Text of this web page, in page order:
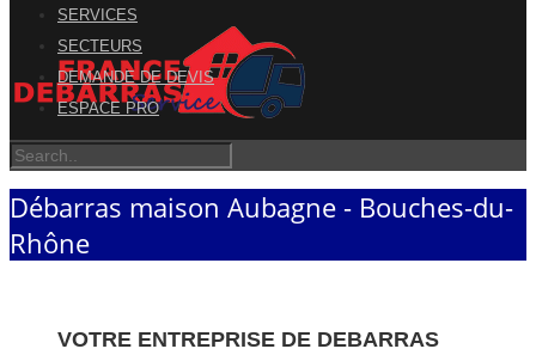
SERVICES
SECTEURS
DEMANDE DE DEVIS
ESPACE PRO
Débarras maison Aubagne - Bouches-du-
Rhône
VOTRE ENTREPRISE DE DEBARRAS